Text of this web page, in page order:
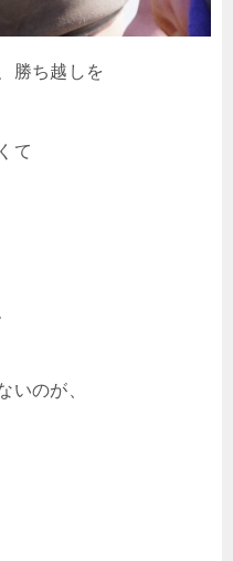
勝ち越しを
て
いのが、